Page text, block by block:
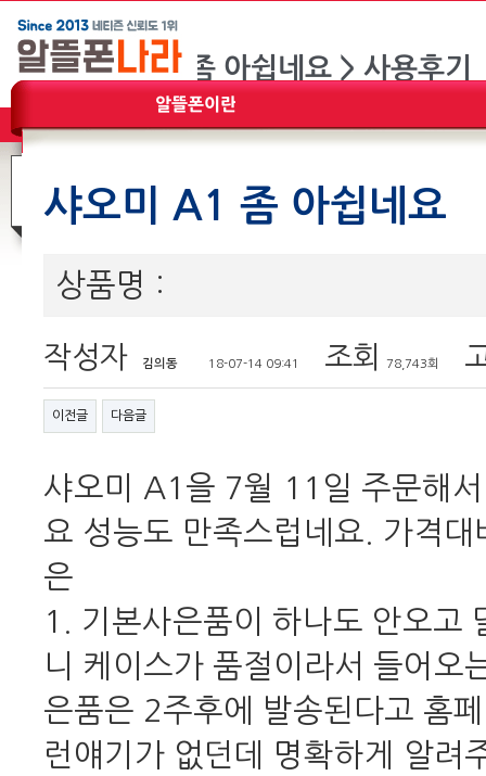
샤오미 A1 좀 아쉽네요
상품명 :
작성자 김의동 18-07-14 09:41 조회 78,743회
이전글 다음글
샤오미 A1을 7월 11일 주문해
요 성능도 만족스럽네요. 가격
은
1. 기본사은품이 하나도 안오고
니 케이스가 품절이라서 들어오
은품은 2주후에 발송된다고 홈
런얘기가 없던데 명확하게 알려